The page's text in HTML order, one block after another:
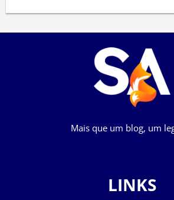
Mais que um blog, um
LINKS